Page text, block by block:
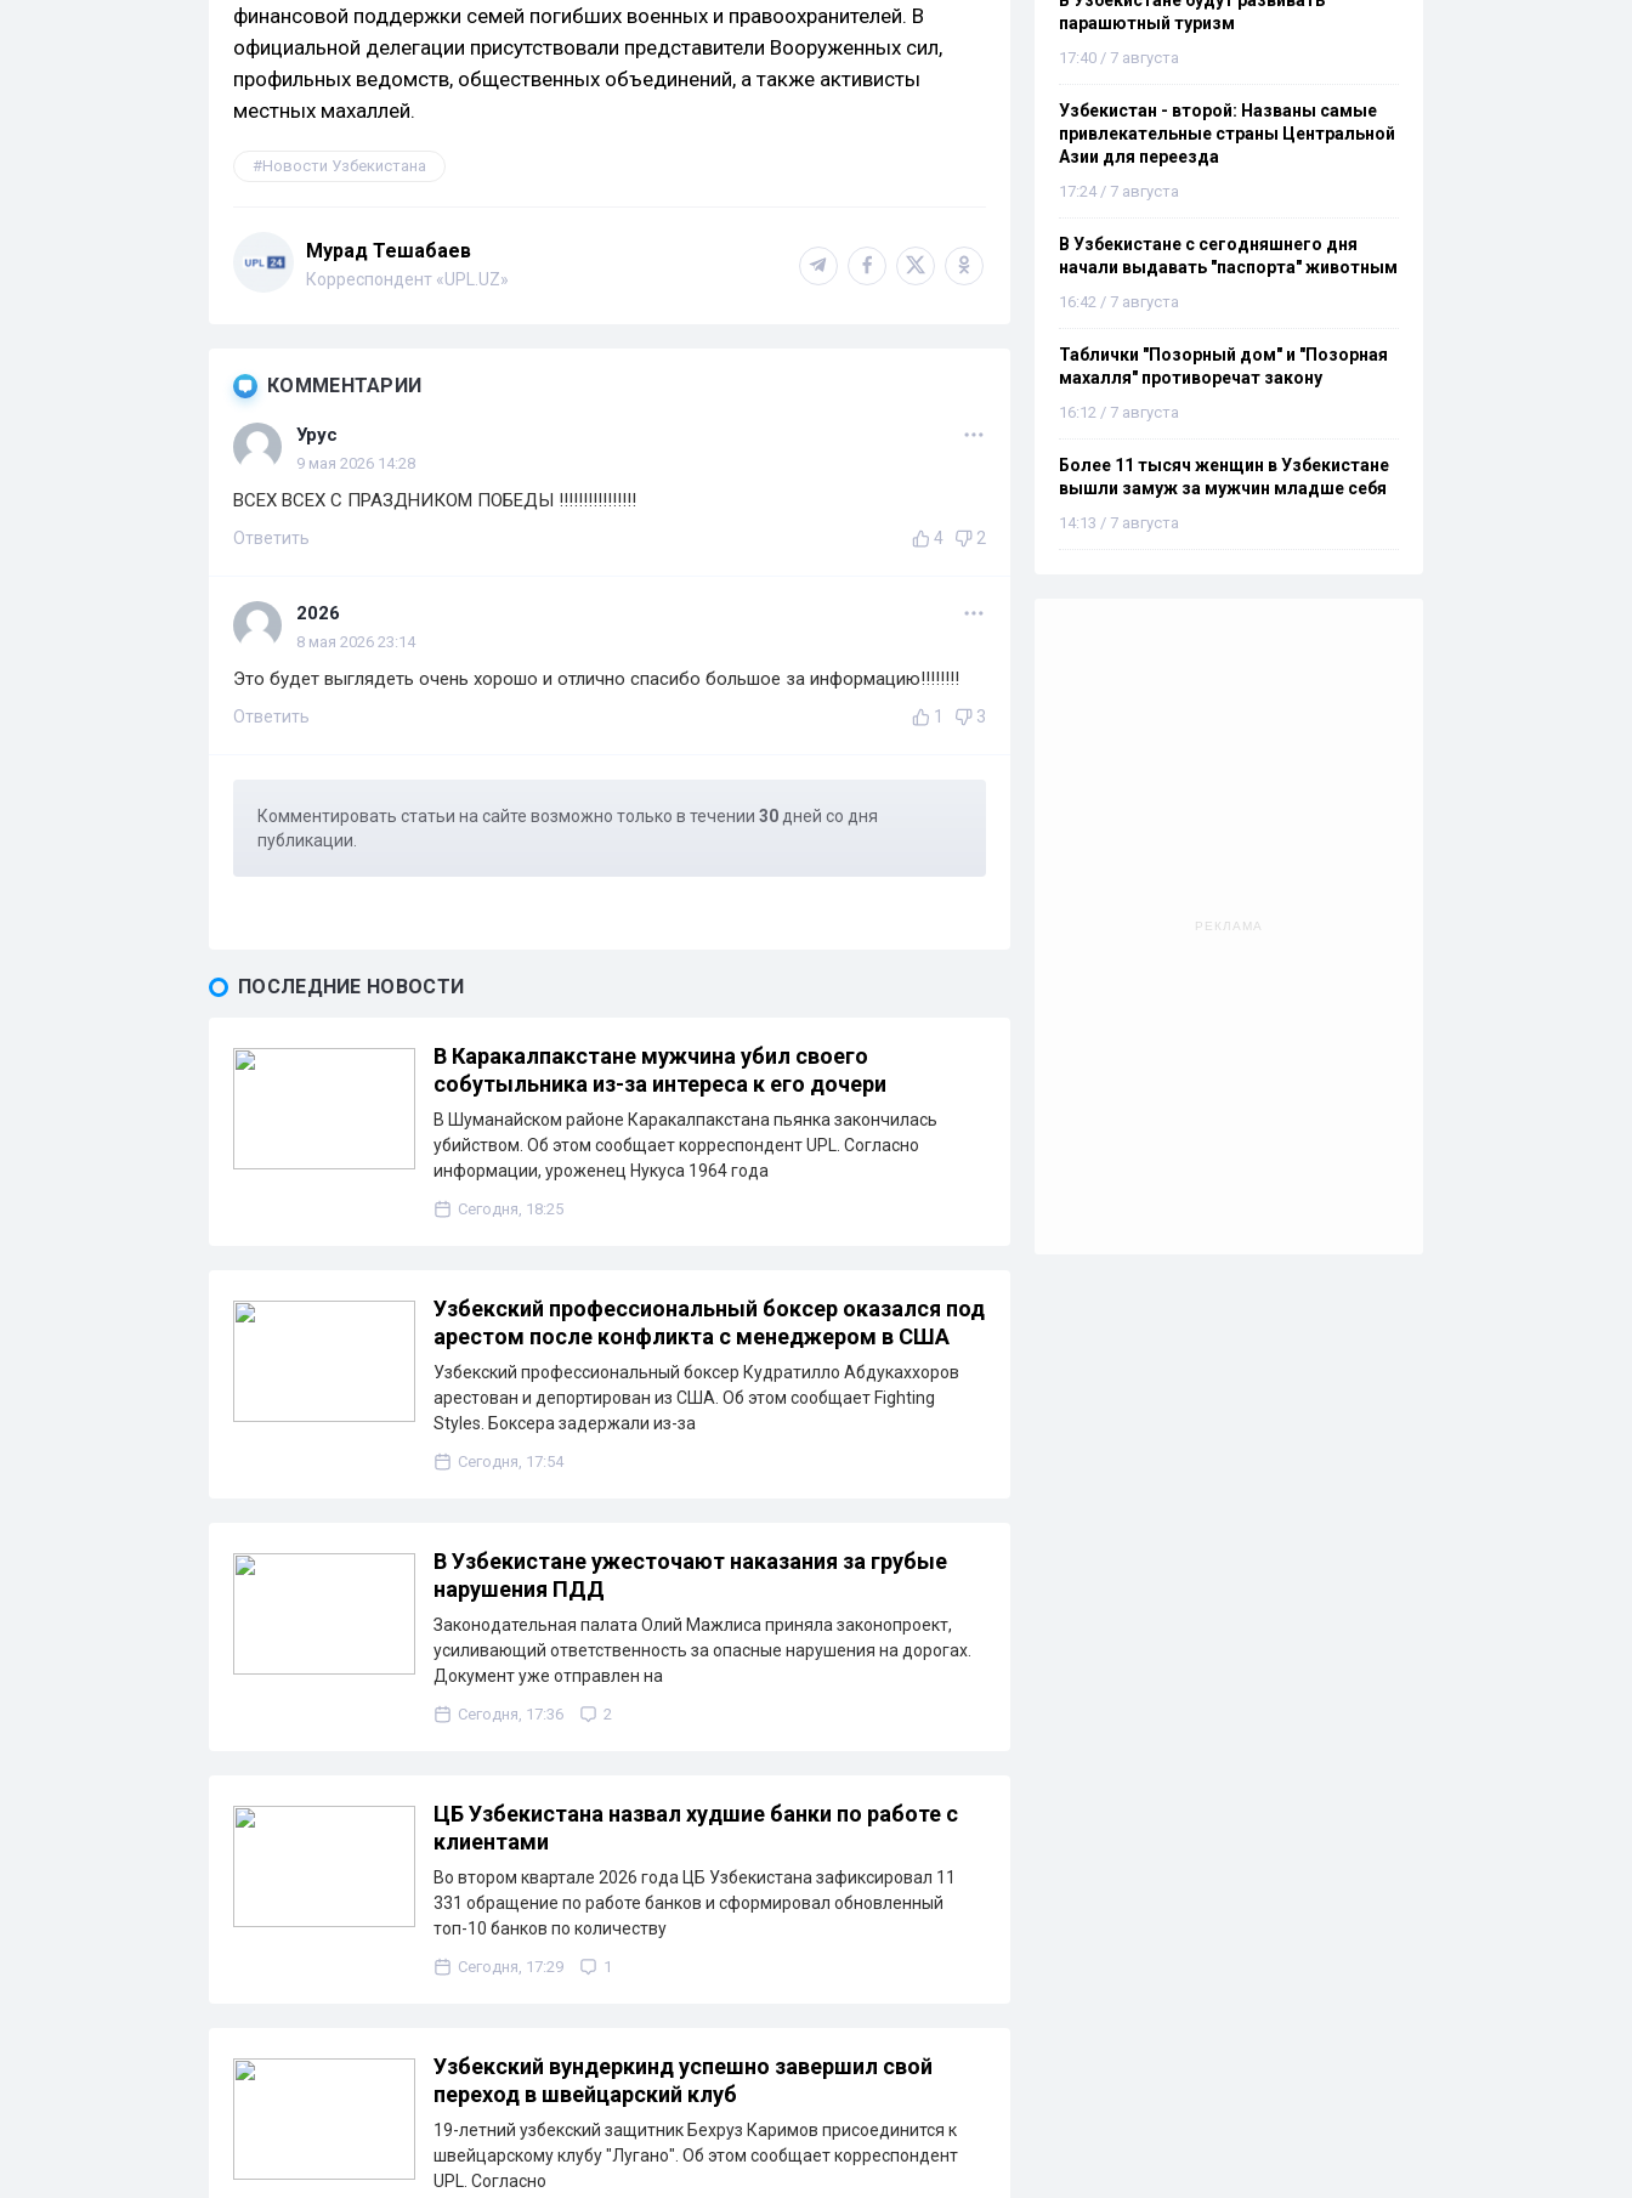
финансовой поддержки семей погибших военных и правоохранителей. В
официальной делегации присутствовали представители Вооруженных сил,
профильных ведомств, общественных объединений, а также активисты
местных махаллей.
Новости Узбекистана
Мурад Тешабаев
Корреспондент «UPL.UZ»
КОММЕНТАРИИ
Урус
9 мая 2026 14:28
ВСЕХ ВСЕХ С ПРАЗДНИКОМ ПОБЕДЫ !!!!!!!!!!!!!!!!
Ответить 4 2
2026
8 мая 2026 23:14
Это будет выглядеть очень хорошо и отлично спасибо большое за информацию!!!!!!!!
Ответить 1 3
Комментировать статьи на сайте возможно только в течении 30 дней со дня
публикации.
ПОСЛЕДНИЕ НОВОСТИ
В Каракалпакстане мужчина убил своего
собутыльника из-за интереса к его дочери
В Шуманайском районе Каракалпакстана пьянка закончилась
убийством. Об этом сообщает корреспондент UPL. Согласно
информации, уроженец Нукуса 1964 года
Сегодня, 18:25
Узбекский профессиональный боксер оказался под
арестом после конфликта с менеджером в США
Узбекский профессиональный боксер Кудратилло Абдукаххоров
арестован и депортирован из США. Об этом сообщает Fighting
Styles. Боксера задержали из-за
Сегодня, 17:54
В Узбекистане ужесточают наказания за грубые
нарушения ПДД
Законодательная палата Олий Мажлиса приняла законопроект,
усиливающий ответственность за опасные нарушения на дорогах.
Документ уже отправлен на
Сегодня, 17:36 2
ЦБ Узбекистана назвал худшие банки по работе с
клиентами
Во втором квартале 2026 года ЦБ Узбекистана зафиксировал 11
331 обращение по работе банков и сформировал обновленный
топ-10 банков по количеству
Сегодня, 17:29 1
Узбекский вундеркинд успешно завершил свой
переход в швейцарский клуб
19-летний узбекский защитник Бехруз Каримов присоединится к
швейцарскому клубу "Лугано". Об этом сообщает корреспондент
UPL. Согласно
парашютный туризм
17:40 / 7 августа
Узбекистан - второй: Названы самые
привлекательные страны Центральной
Азии для переезда
17:24 / 7 августа
В Узбекистане с сегодняшнего дня
начали выдавать "паспорта" животным
16:42 / 7 августа
Таблички "Позорный дом" и "Позорная
махалля" противоречат закону
16:12 / 7 августа
Более 11 тысяч женщин в Узбекистане
вышли замуж за мужчин младше себя
14:13 / 7 августа